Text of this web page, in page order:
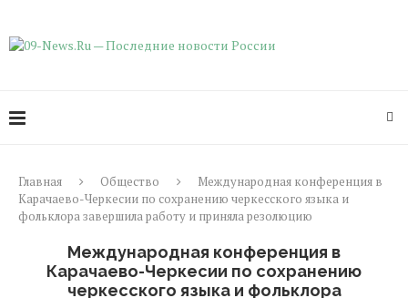
Главная Общество
Международная конференция в
Карачаево-Черкесии по сохранению черкесского языка и
фольклора завершила работу и приняла резолюцию
Международная конференция в
Карачаево-Черкесии по сохранению
черкесского языка и фольклора